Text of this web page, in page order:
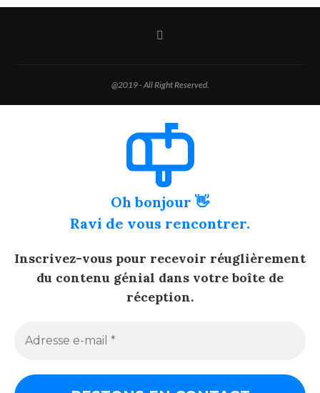
@2019 - All Right Reserved.
Oh bonjour 👋
Ravi de vous rencontrer.
Inscrivez-vous pour recevoir réuglièrement
du contenu génial dans votre boîte de
réception.